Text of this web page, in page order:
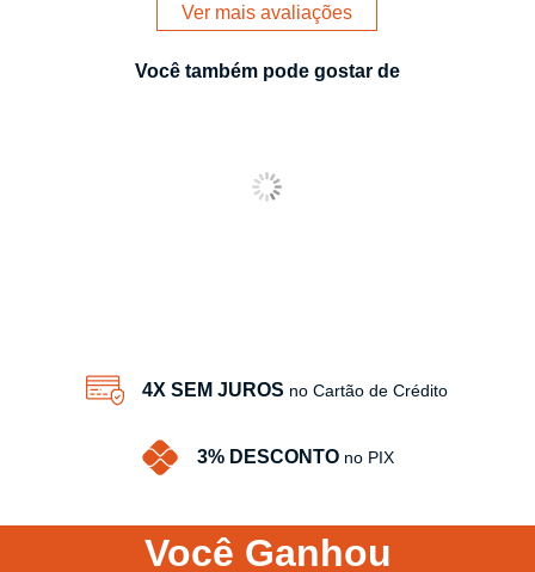
Ver mais avaliações
Você também pode gostar de
4X SEM JUROS no Cartão de Crédito
3% DESCONTO no PIX
Você Ganhou